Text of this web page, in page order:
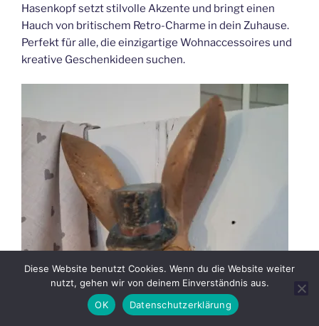
Hasenkopf setzt stilvolle Akzente und bringt einen
Hauch von britischem Retro-Charme in dein Zuhause.
Perfekt für alle, die einzigartige Wohnaccessoires und
kreative Geschenkideen suchen.
Diese Website benutzt Cookies. Wenn du die Website weiter
nutzt, gehen wir von deinem Einverständnis aus.
OK
Datenschutzerklärung